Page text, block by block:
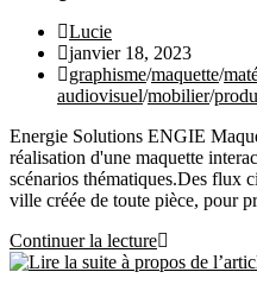
Lucie
janvier 18, 2023
graphisme/maquette/
audiovisuel/mobilier/
Energie Solutions ENGIE
réalisation d'une maquette
scénarios thématiques.Des flux
ville créée de toute pièce, pour
Continuer la lecture